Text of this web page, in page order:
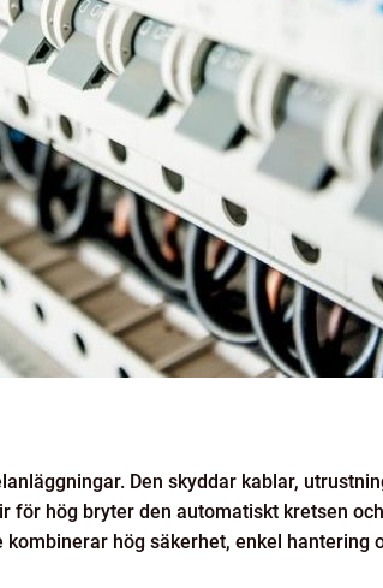
Den skyddar kablar,
hög bryter den automatiskt kretsen
hög säkerhet, enkel hantering